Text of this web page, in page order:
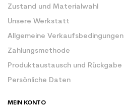
Zustand und Materialwahl
Unsere Werkstatt
Allgemeine Verkaufsbedingungen
Zahlungsmethode
Produktaustausch und Rückgabe
Persönliche Daten
MEIN KONTO